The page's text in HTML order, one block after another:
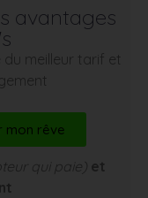
avantages
du meilleur tarif et
mon rêve
qui paie) et